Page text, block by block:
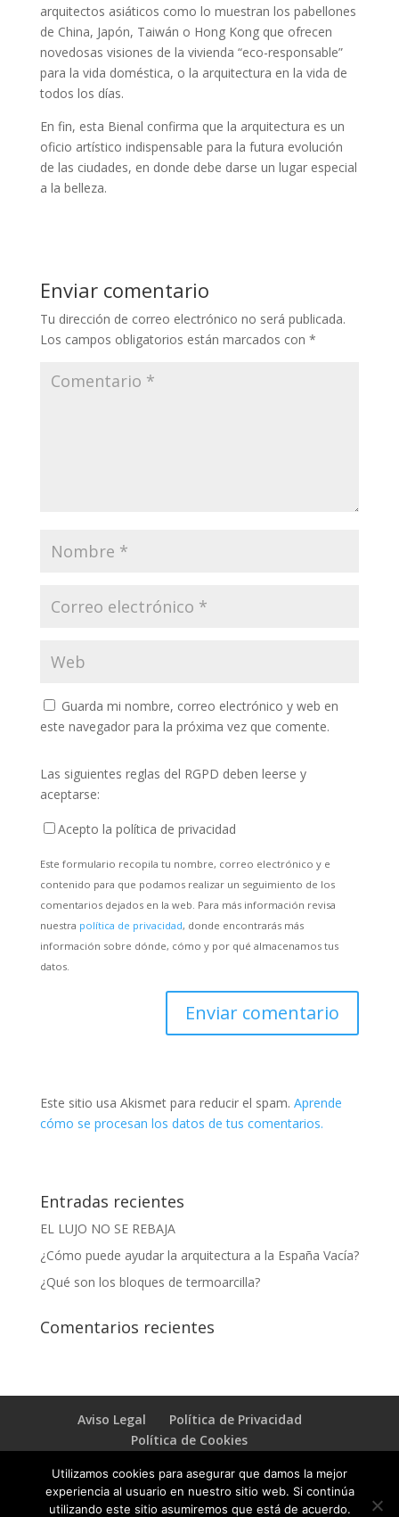
arquitectos asiáticos como lo muestran los pabellones
de China, Japón, Taiwán o Hong Kong que ofrecen
novedosas visiones de la vivienda “eco-responsable”
para la vida doméstica, o la arquitectura en la vida de
todos los días.
En fin, esta Bienal confirma que la arquitectura es un
oficio artístico indispensable para la futura evolución
de las ciudades, en donde debe darse un lugar especial
a la belleza.
Enviar comentario
Tu dirección de correo electrónico no será publicada.
Los campos obligatorios están marcados con *
Guarda mi nombre, correo electrónico y web en
este navegador para la próxima vez que comente.
Las siguientes reglas del RGPD deben leerse y
aceptarse:
Acepto la política de privacidad
Este formulario recopila tu nombre, correo electrónico y e
contenido para que podamos realizar un seguimiento de los
comentarios dejados en la web. Para más información revisa
nuestra política de privacidad, donde encontrarás más
información sobre dónde, cómo y por qué almacenamos tus
datos.
Este sitio usa Akismet para reducir el spam. Aprende
cómo se procesan los datos de tus comentarios.
Entradas recientes
EL LUJO NO SE REBAJA
¿Cómo puede ayudar la arquitectura a la España Vacía?
¿Qué son los bloques de termoarcilla?
Comentarios recientes
Aviso Legal
Política de Privacidad
Política de Cookies
© 2010. Arquitectos Sevilla. Todos los derechos
Utilizamos cookies para asegurar que damos la mejor
experiencia al usuario en nuestro sitio web. Si continúa
utilizando este sitio asumiremos que está de acuerdo.